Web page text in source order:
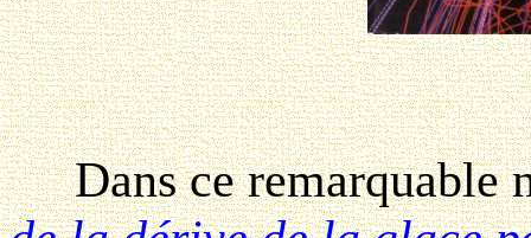
Dans ce remarquable